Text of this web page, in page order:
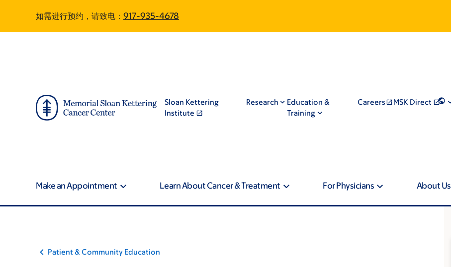
main
footer
如需进行预约，请致电： 917-935-4678
Sloan Kettering
Institute
Research
Education &
Training
Careers MSK Direct
Make an Appointment Learn About Cancer & Treatment For Physicians About Us
Patient & Community Education